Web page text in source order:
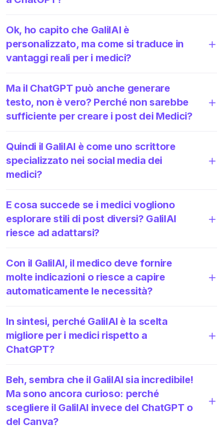
Ok, ho capito che GalilAI è
personalizzato, ma come si traduce in
vantaggi reali per i medici?
Ma il ChatGPT può anche generare
testo, non è vero? Perché non sarebbe
sufficiente per creare i post dei Medici?
Quindi il GalilAI è come uno scrittore
specializzato nei social media dei
medici?
E cosa succede se i medici vogliono
esplorare stili di post diversi? GalilAI
riesce ad adattarsi?
Con il GalilAI, il medico deve fornire
molte indicazioni o riesce a capire
automaticamente le necessità?
In sintesi, perché GalilAI è la scelta
migliore per i medici rispetto a
ChatGPT?
Beh, sembra che il GalilAI sia incredibile!
Ma sono ancora curioso: perché
scegliere il GalilAI invece del ChatGPT o
del Canva?